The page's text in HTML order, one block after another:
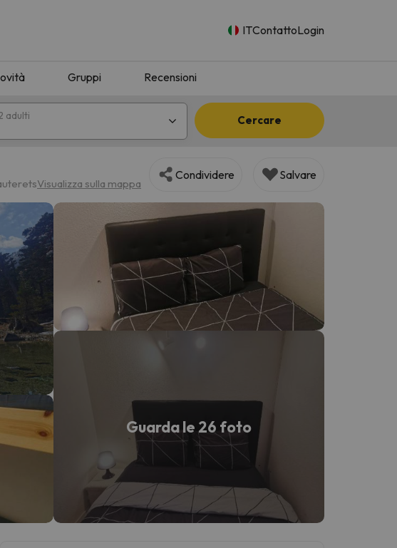
ITContattoLogin
Gruppi Recensioni
adulti Cercare
destinazione.
Visualizza sulla mappa
Condividere Salvare
Guarda le 26 foto